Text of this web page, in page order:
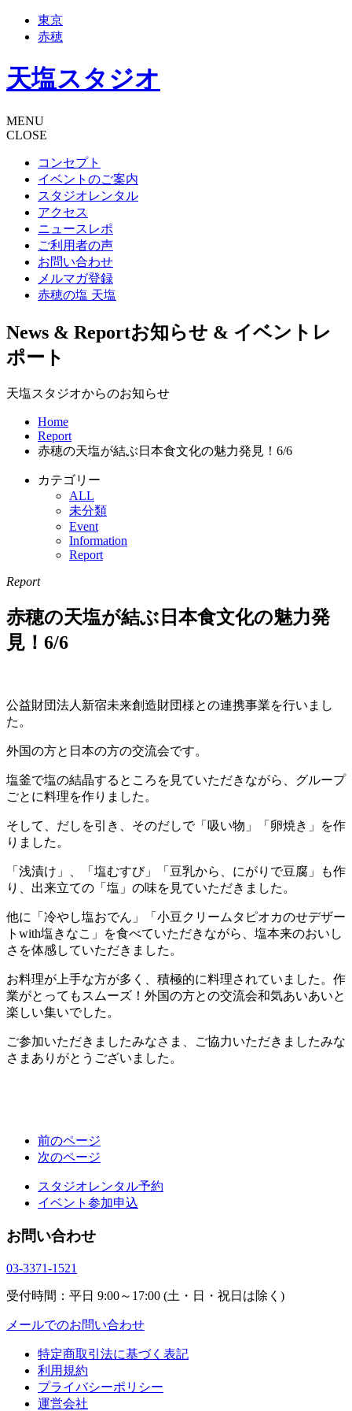
東京
赤穂
天塩スタジオ
MENU
CLOSE
コンセプト
イベントのご案内
スタジオレンタル
アクセス
ニュースレポ
ご利用者の声
お問い合わせ
メルマガ登録
赤穂の塩 天塩
News & Reportお知らせ & イベントレ
ポート
天塩スタジオからのお知らせ
Home
Report
赤穂の天塩が結ぶ日本食文化の魅力発見！6/6
カテゴリー
ALL
未分類
Event
Information
Report
Report
赤穂の天塩が結ぶ日本食文化の魅力発
見！6/6
公益財団法人新宿未来創造財団様との連携事業を行いまし
た。
外国の方と日本の方の交流会です。
塩釜で塩の結晶するところを見ていただきながら、グループ
ごとに料理を作りました。
そして、だしを引き、そのだしで「吸い物」「卵焼き」を作
りました。
「浅漬け」、「塩むすび」「豆乳から、にがりで豆腐」も作
り、出来立ての「塩」の味を見ていただきました。
他に「冷やし塩おでん」「小豆クリームタピオカのせデザー
トwith塩きなこ」を食べていただきながら、塩本来のおいし
さを体感していただきました。
お料理が上手な方が多く、積極的に料理されていました。作
業がとってもスムーズ！外国の方との交流会和気あいあいと
楽しい集いでした。
ご参加いただきましたみなさま、ご協力いただきましたみな
さまありがとうございました。
前のページ
次のページ
スタジオレンタル予約
イベント参加申込
お問い合わせ
03-3371-1521
受付時間：平日 9:00～17:00 (土・日・祝日は除く)
メールでのお問い合わせ
特定商取引法に基づく表記
利用規約
プライバシーポリシー
運営会社